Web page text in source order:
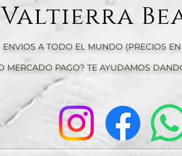
Valtierra
ENVIOS A TODO EL MUNDO (PRECIOS
MERCADO PAGO? TE AYUDAMOS